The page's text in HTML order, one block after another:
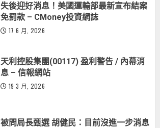
失後迎好消息！美國運輸部最新宣布結案
免罰款 – CMoney投資網誌
17 6 月, 2026
天利控股集團(00117) 盈利警告 / 內幕消
息 – 信報網站
19 3 月, 2026
被問局長甄選 胡健民：目前沒進一步消息